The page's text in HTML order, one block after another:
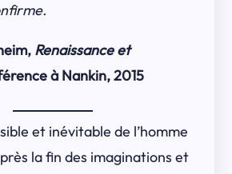
Renaissance et
à Nankin, 2015
et inévitable de l’homme
la fin des imaginations et